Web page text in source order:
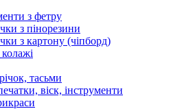
з фетру
з пінорезини
з картону (чіпборд)
тасьми
віск, інструменти